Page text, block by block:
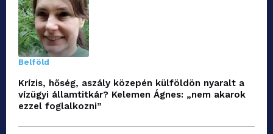
Belföld
Krízis, hőség, aszály közepén külföldön nyaralt a
vízügyi államtitkár? Kelemen Ágnes: „nem akarok
ezzel foglalkozni”